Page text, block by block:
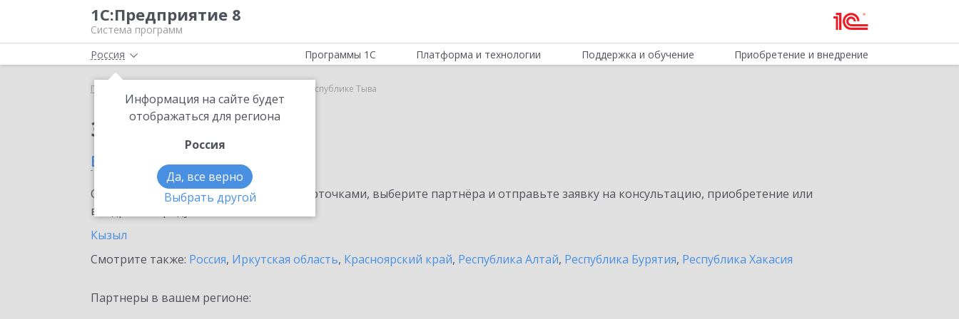
1С:Предприятие 8
Система программ
Россия
Информация на сайте будет
отображаться для региона
Россия
Да, все верно
Выбрать другой
Программы 1С Платформа и технологии Поддержка и обучение Приобретение и внедрение
Главная 1C-Store в Республике Тыва
Заказать 1C-Store
в Республике Тыва
Ознакомьтесь с информационными карточками, выберите партнёра и отправьте заявку на консультацию, приобретение или
внедрение продукта.
Кызыл
Смотрите также: Россия, Иркутская область, Красноярский край, Республика Алтай, Республика Бурятия, Республика Хакасия
Партнеры в вашем регионе: